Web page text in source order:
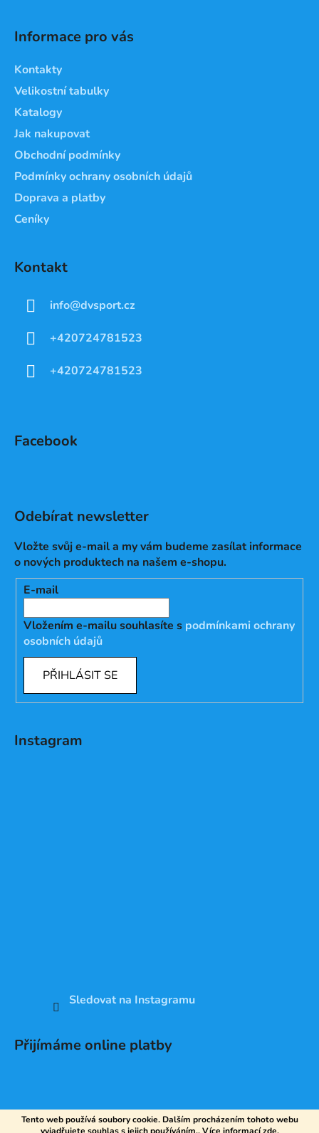
Tento web používá soubory cookie. Dalším procházením tohoto webu
Informace pro vás
Kontakty
Velikostní tabulky
Katalogy
Jak nakupovat
Obchodní podmínky
Podmínky ochrany osobních údajů
Doprava a platby
Ceníky
Kontakt
info@dvsport.cz
+420724781523
+420724781523
Facebook
Odebírat newsletter
Vložte svůj e-mail a my vám budeme zasílat informace
o nových produktech na našem e-shopu.
E-mail
Vložením e-mailu souhlasíte s podmínkami ochrany
osobních údajů
PŘIHLÁSIT SE
Instagram
Sledovat na Instagramu
Přijímáme online platby